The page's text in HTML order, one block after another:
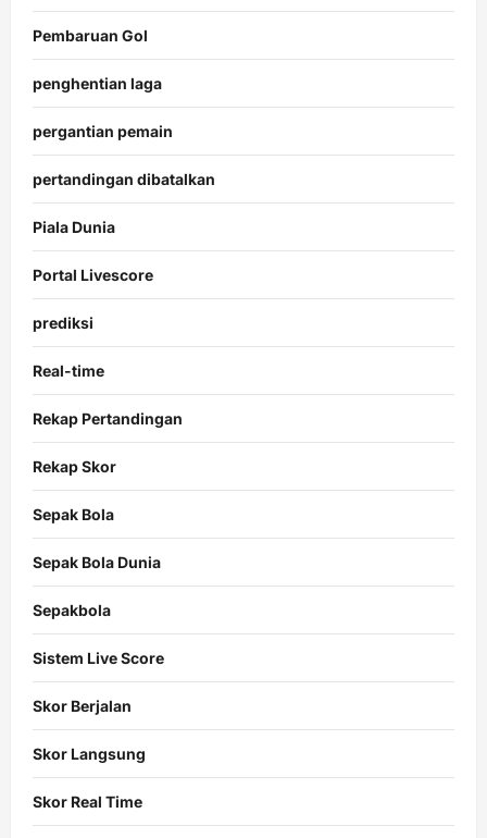
Pembaruan Gol
penghentian laga
pergantian pemain
pertandingan dibatalkan
Piala Dunia
Portal Livescore
prediksi
Real-time
Rekap Pertandingan
Rekap Skor
Sepak Bola
Sepak Bola Dunia
Sepakbola
Sistem Live Score
Skor Berjalan
Skor Langsung
Skor Real Time